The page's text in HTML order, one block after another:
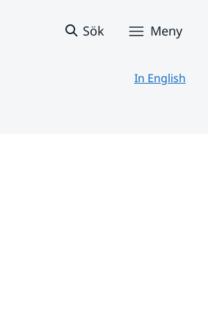
Sök Meny
In English